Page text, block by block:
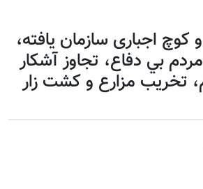
اجباری سازمان یافته،
بي دفاع، تجاوز آشكار
تخريب مزارع و كشت زار